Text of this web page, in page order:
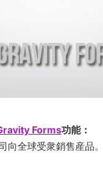
Forms功能：
向全球受衆銷售産品